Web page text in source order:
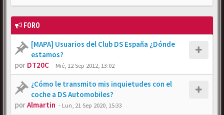
FORO
[MAPA] Usuarios del Club DS España ¿Dónde
estamos?
por DT20C - Mié, 12 Sep 2012, 13:02
¿Cómo le transmito mis inquietudes con el
coche a DS Automobiles?
porAlmartin - Lun, 21 Sep 2020, 15:33